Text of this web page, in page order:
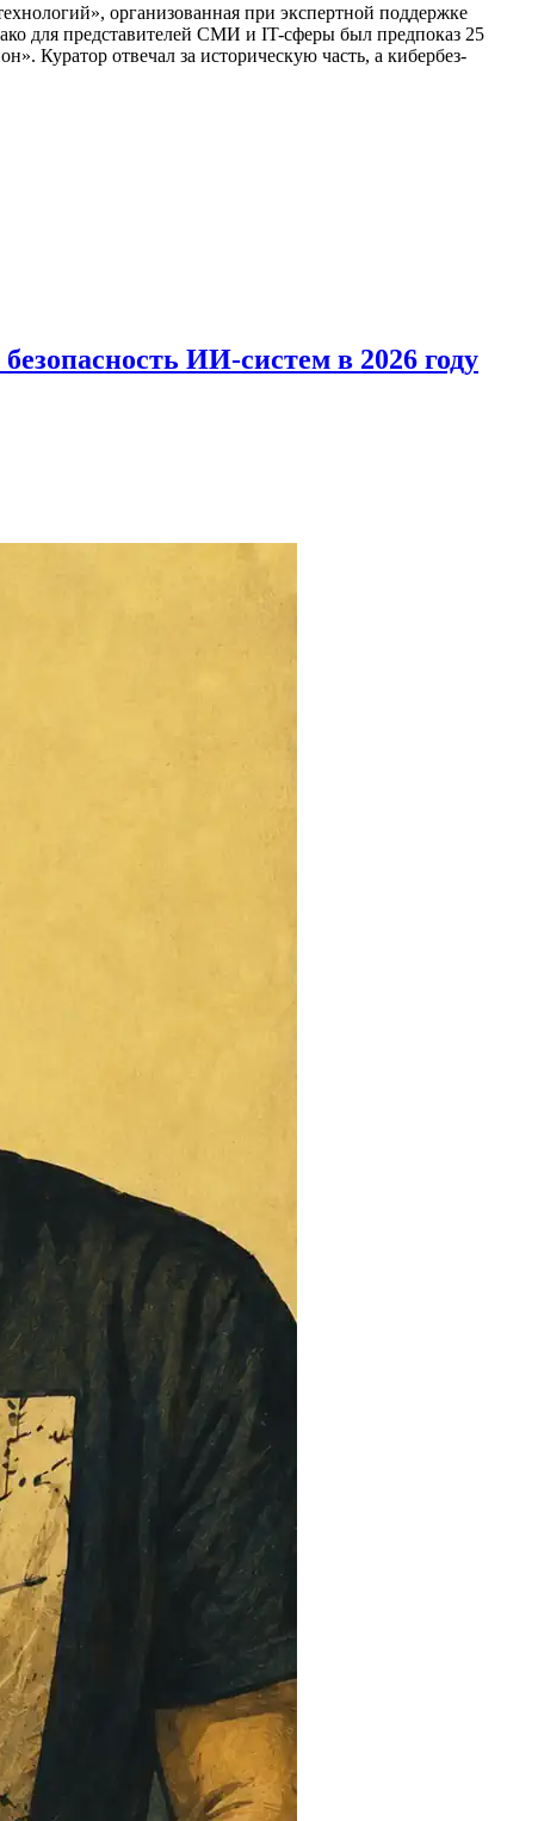
организованная при экспертной поддержке
для представителей СМИ и IT-сферы был предпоказ 25
Куратор отвечал за историческую часть, а кибербез-
ИИ‑систем в 2026 году